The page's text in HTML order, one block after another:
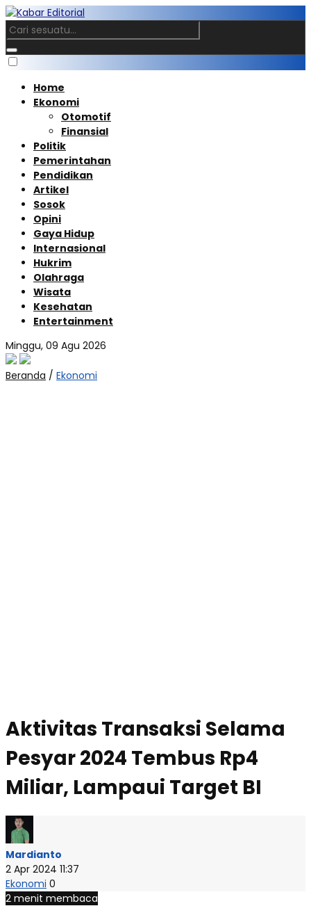
Home
Ekonomi
Otomotif
Finansial
Politik
Pemerintahan
Pendidikan
Artikel
Sosok
Opini
Gaya Hidup
Internasional
Hukrim
Olahraga
Wisata
Kesehatan
Entertainment
Minggu, 09 Agu 2026
Beranda / Ekonomi
Aktivitas Transaksi Selama
Pesyar 2024 Tembus Rp4
Miliar, Lampaui Target BI
Mardianto
2 Apr 2024 11:37
Ekonomi 0
2 menit membaca